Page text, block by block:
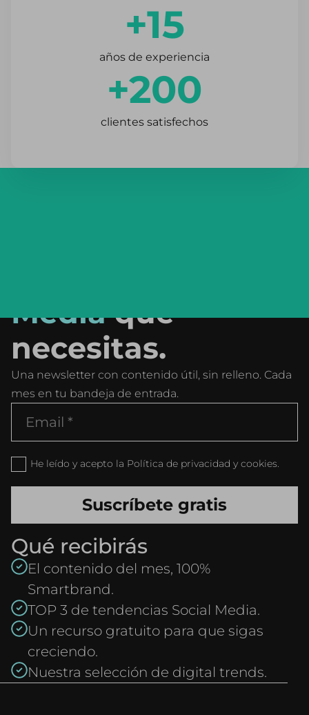
+15
años de experiencia
+200
clientes satisfechos
Mediaque
necesitas.
Una newsletter con contenido útil, sin relleno. Cada
mes en tu bandeja de entrada.
He leído y acepto la Política de privacidad y cookies.
Qué recibirás
El contenido del mes, 100%
Smartbrand.
TOP 3 de tendencias Social Media.
Un recurso gratuito para que sigas
creciendo.
Nuestra selección de digital trends.